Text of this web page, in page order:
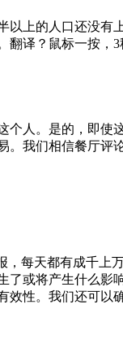
以上的人口还没有
译？鼠标一按，
人。是的，即使
。我们相信餐厅评
每天都有成千上
了或将产生什么影
性。我们还可以